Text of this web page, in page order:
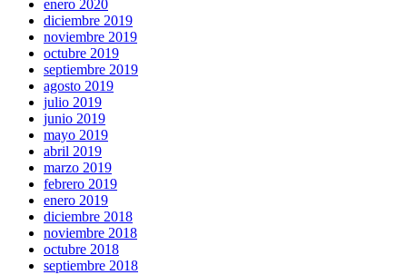
enero 2020
diciembre 2019
noviembre 2019
octubre 2019
septiembre 2019
agosto 2019
julio 2019
junio 2019
mayo 2019
abril 2019
marzo 2019
febrero 2019
enero 2019
diciembre 2018
noviembre 2018
octubre 2018
septiembre 2018